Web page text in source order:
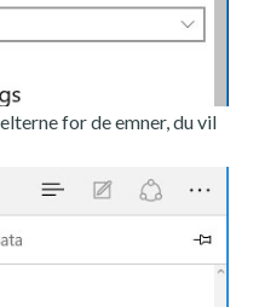
for de emner, du vil